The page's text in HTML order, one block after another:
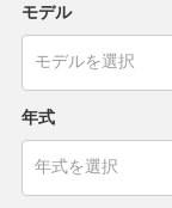
モデル
年式